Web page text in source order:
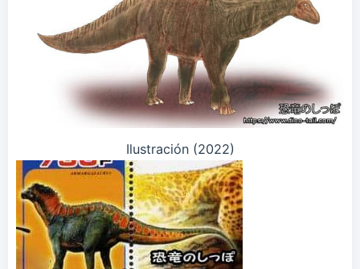
Ilustración (2022)